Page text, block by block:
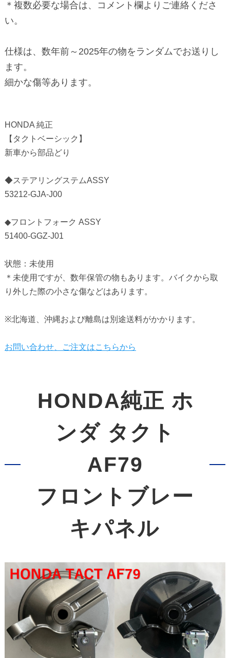
＊複数必要な場合は、コメント欄よりご連絡くださ
い。
仕様は、数年前～2025年の物をランダムでお送りし
ます。
細かな傷等あります。
HONDA 純正
【タクトベーシック】
新車から部品どり
◆ステアリングステムASSY
53212-GJA-J00
◆フロントフォーク ASSY
51400-GGZ-J01
状態：未使用
＊未使用ですが、数年保管の物もあります。バイクから取
り外した際の小さな傷などはあります。
※北海道、沖縄および離島は別途送料がかかります。
お問い合わせ、ご注文はこちらから
HONDA純正 ホ
ンダ タクト
AF79
フロントブレー
キパネル